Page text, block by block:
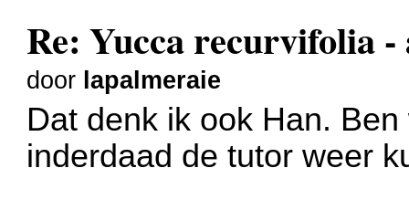
Re: Yucca recurvifolia
door lapalmeraie
Dat denk ik ook Han.
inderdaad de tutor weer